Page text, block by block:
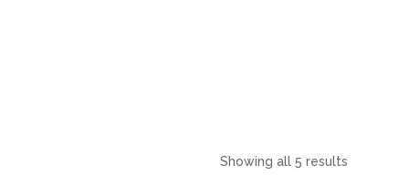
Showing all 5 results